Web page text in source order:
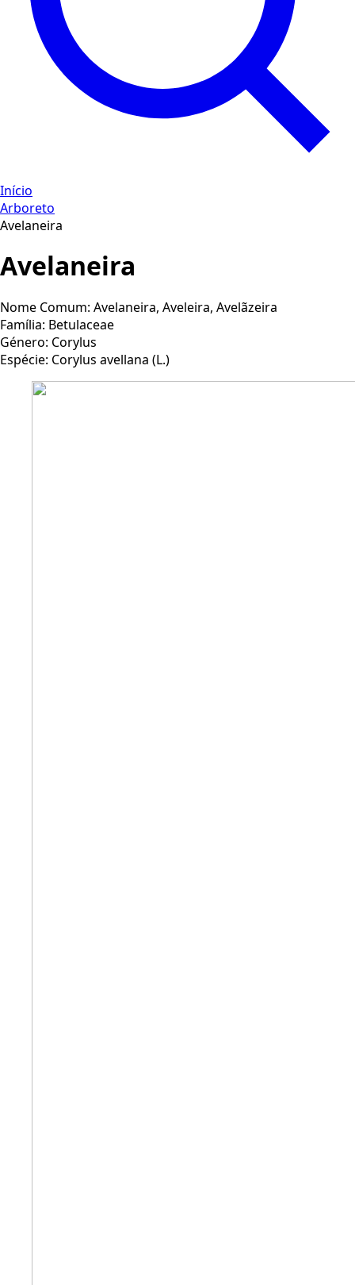
Início
Arboreto
Avelaneira
Avelaneira
Nome Comum: Avelaneira, Aveleira, Avelãzeira
Família: Betulaceae
Género: Corylus
Espécie: Corylus avellana (L.)